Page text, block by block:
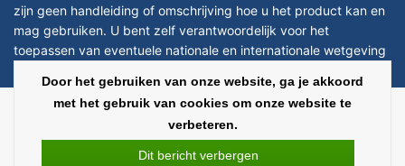
zijn geen handleiding of omschrijving hoe u het product kan en
mag gebruiken. U bent zelf verantwoordelijk voor het
toepassen van eventuele nationale en internationale wetgeving
Copyright © 2026 - Laboratorium Discounter - All rights reserved - Theme by
Alle bedragen zijn exclusief BTW
Door het gebruiken van onze website, ga je akkoord
met het gebruik van cookies om onze website te
verbeteren.
Dit bericht verbergen